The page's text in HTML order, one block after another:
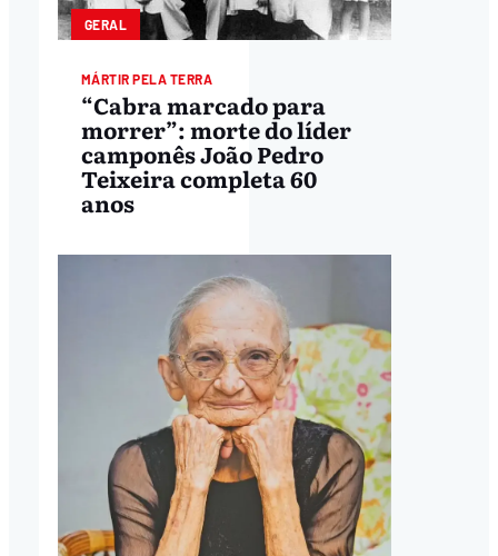
GERAL
MÁRTIR PELA TERRA
“Cabra marcado para
morrer”: morte do líder
camponês João Pedro
Teixeira completa 60
anos